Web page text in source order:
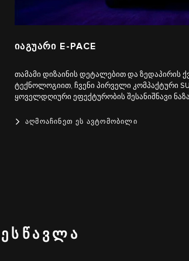
ᲘᲐᲒᲣᲐᲠᲘ E-PACE
თამამი დიზაინის დეტალებით და ზედაპირის
ტექნოლოგიით, ჩვენი პირველი კომპაქტური
ყოველდღიური ეფექტურობის შესანიშნავი
ᲐᲦᲛᲝᲐᲩᲘᲜᲔᲗ ᲔᲡ ᲐᲕᲢᲝᲛᲝᲑᲘᲚᲘ